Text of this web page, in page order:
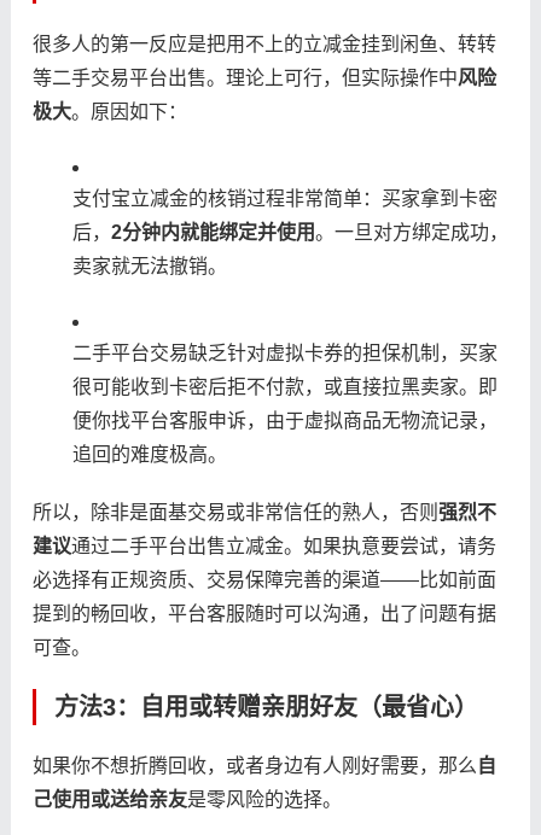
很多人的第一反应是把用不上的立减金挂到闲鱼、转转
等二手交易平台出售。理论上可行，但实际操作中风险
极大。原因如下：
支付宝立减金的核销过程非常简单：买家拿到卡密
后， 2分钟内就能绑定并使用。一旦对方绑定成功，
卖家就无法撤销。
二手平台交易缺乏针对虚拟卡券的担保机制，买家
很可能收到卡密后拒不付款，或直接拉黑卖家。即
便你找平台客服申诉，由于虚拟商品无物流记录，
追回的难度极高。
所以，除非是面基交易或非常信任的熟人，否则 强烈不
建议通过二手平台出售立减金。如果执意要尝试，请务
必选择有正规资质、交易保障完善的渠道——比如前面
提到的畅回收，平台客服随时可以沟通，出了问题有据
可查。
方法3：自用或转赠亲朋好友（最省心）
如果你不想折腾回收，或者身边有人刚好需要，那么 自
己使用或送给亲友是零风险的选择。